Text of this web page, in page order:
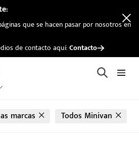
que se hacen pasar por nosotros en
de contacto aquí:Contacto
marcas Todos Minivan